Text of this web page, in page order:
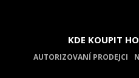
KDE KOUPIT
AUTORIZOVANÍ PRODEJCI